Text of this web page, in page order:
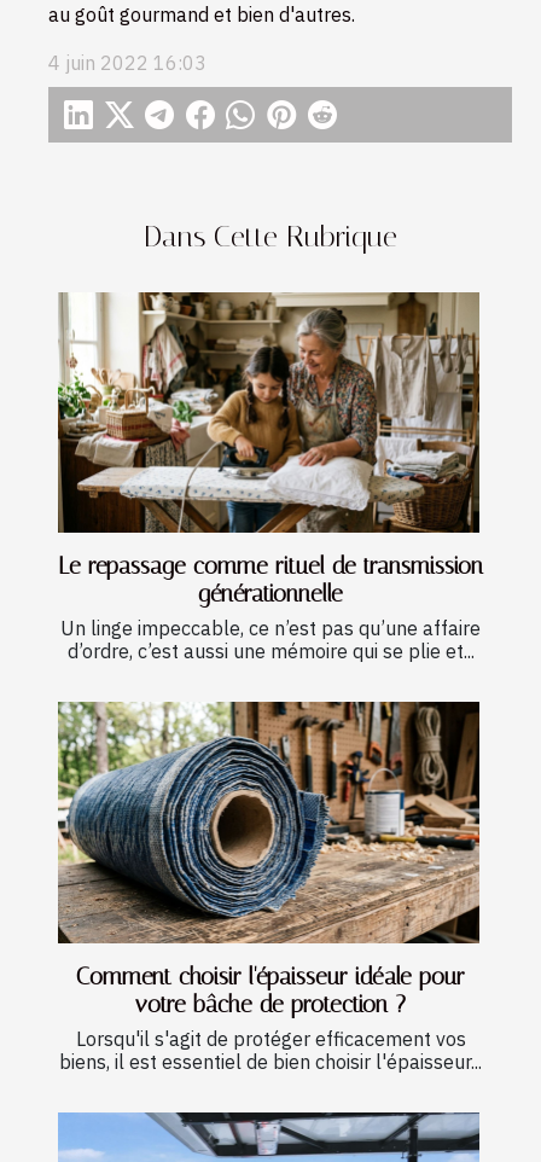
Dans Cette Rubrique
Le repassage comme rituel de transmission
générationnelle
Un linge impeccable, ce n’est pas qu’une affaire
d’ordre, c’est aussi une mémoire qui se plie et...
Comment choisir l'épaisseur idéale pour
votre bâche de protection ?
Lorsqu'il s'agit de protéger efficacement vos
biens, il est essentiel de bien choisir l'épaisseur...
au goût gourmand et bien d'autres.
4 juin 2022 16:03